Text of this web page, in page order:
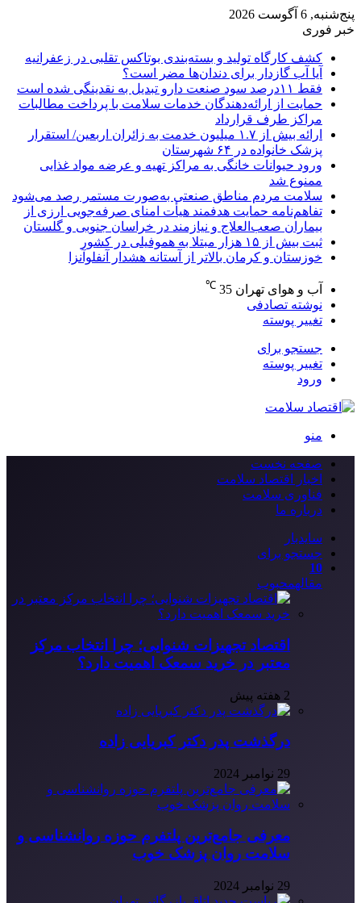
پنج‌شنبه, 6 آگوست 2026
خبر فوری
کشف کارگاه تولید و بسته‌بندی بوتاکس تقلبی در زعفرانیه
آیا آب گازدار برای دندان‌ها مضر است؟
فقط ۱۱‌درصد سود صنعت دارو تبدیل به نقدینگی شده است
حمایت از ارائه‌دهندگان خدمات سلامت با پرداخت مطالبات
مراکز طرف قرارداد
ارائه بیش از ۱.۷ میلیون خدمت به زائران اربعین/ استقرار
پزشک خانواده در ۶۴ شهرستان
ورود حیوانات خانگی به مراکز تهیه و عرضه مواد غذایی
ممنوع شد
سلامت مردم مناطق صنعتی به‌صورت مستمر رصد می‌شود
تفاهم‌نامه حمایت هدفمند هیأت امنای صرفه‌جویی ارزی از
بیماران صعب‌العلاج و نیازمند در خراسان جنوبی و گلستان
ثبت بیش از ۱۵ هزار مبتلا به هموفیلی در کشور
خوزستان و کرمان بالاتر از آستانه هشدار آنفلوآنزا
آب و هوای تهران 35
℃
نوشته تصادفی
تغییر پوسته
جستجو برای
تغییر پوسته
ورود
منو
صفحه نخست
اخبار اقتصاد سلامت
فناوری سلامت
درباره ما
سایدبار
جستجو برای
10
مقالهمحبوب
اقتصاد تجهیزات شنوایی؛ چرا انتخاب مرکز
معتبر در خرید سمعک اهمیت دارد؟
2 هفته پیش
درگذشت پدر دکتر کبریایی زاده
29 نوامبر 2024
معرفی جامع‌ترین پلتفرم حوزه روانشناسی و
سلامت روان پزشک خوب
29 نوامبر 2024